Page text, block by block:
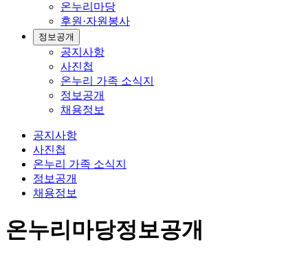
온누리마당
후원·자원봉사
정보공개
공지사항
사진첩
온누리 가족 소식지
정보공개
채용정보
공지사항
사진첩
온누리 가족 소식지
정보공개
채용정보
온누리마당정보공개